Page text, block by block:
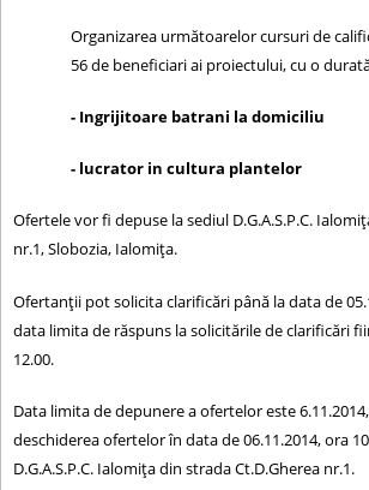
Organizarea următoarelor cursuri de
56 de beneficiari ai proiectului, cu o
- Ingrijitoare batrani la domiciliu
- lucrator in cultura plantelor
Ofertele vor fi depuse la sediul D.G.A.S.P.C.
nr.1, Slobozia, Ialomița.
Ofertanţii pot solicita clarificări până la data de
data limita de răspuns la solicitările de clarificări
12.00.
Data limita de depunere a ofertelor este
deschiderea ofertelor în data de 06.11.2014, ora
D.G.A.S.P.C. Ialomița din strada Ct.D.Gherea nr.1.